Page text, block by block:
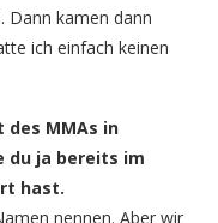
Dann kamen dann
ich einfach keinen
des MMAs in
du ja bereits im
hast.
nennen. Aber wir